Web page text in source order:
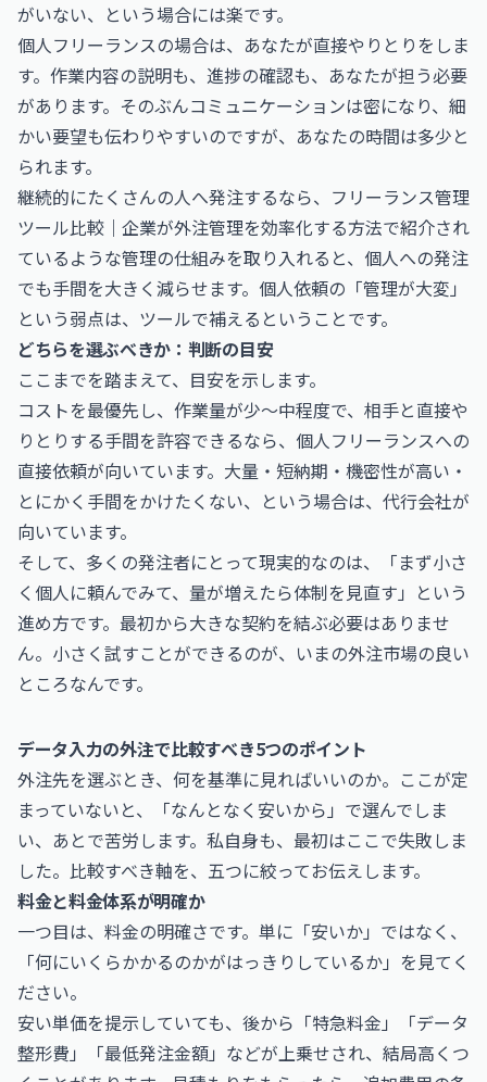
がいない、という場合には楽です。
個人フリーランスの場合は、あなたが直接やりとりをしま
す。作業内容の説明も、進捗の確認も、あなたが担う必要
があります。そのぶんコミュニケーションは密になり、細
かい要望も伝わりやすいのですが、あなたの時間は多少と
られます。
継続的にたくさんの人へ発注するなら、 フリーランス管理
ツール比較｜企業が外注管理を効率化する方法で紹介され
ているような管理の仕組みを取り入れると、個人への発注
でも手間を大きく減らせます。個人依頼の「管理が大変」
という弱点は、ツールで補えるということです。
どちらを選ぶべきか：判断の目安
ここまでを踏まえて、目安を示します。
コストを最優先し、作業量が少〜中程度で、相手と直接や
りとりする手間を許容できるなら、個人フリーランスへの
直接依頼が向いています。大量・短納期・機密性が高い・
とにかく手間をかけたくない、という場合は、代行会社が
向いています。
そして、多くの発注者にとって現実的なのは、「まず小さ
く個人に頼んでみて、量が増えたら体制を見直す」という
進め方です。最初から大きな契約を結ぶ必要はありませ
ん。小さく試すことができるのが、いまの外注市場の良い
ところなんです。
データ入力の外注で比較すべき5つのポイント
外注先を選ぶとき、何を基準に見ればいいのか。ここが定
まっていないと、「なんとなく安いから」で選んでしま
い、あとで苦労します。私自身も、最初はここで失敗しま
した。比較すべき軸を、五つに絞ってお伝えします。
料金と料金体系が明確か
一つ目は、料金の明確さです。単に「安いか」ではなく、
「何にいくらかかるのかがはっきりしているか」を見てく
ださい。
安い単価を提示していても、後から「特急料金」「データ
整形費」「最低発注金額」などが上乗せされ、結局高くつ